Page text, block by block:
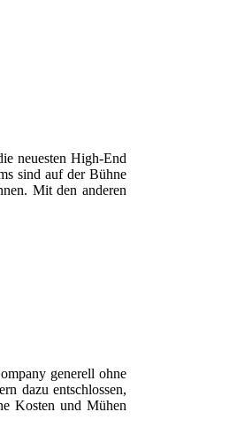
neuesten High-End
sind auf der Bühne
Mit den anderen
generell ohne
dazu entschlossen,
Kosten und Mühen